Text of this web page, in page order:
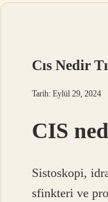
Cıs Nedir
Tarih: Eylül 29, 2024
CIS
Sistoskopi,
sfinkteri ve